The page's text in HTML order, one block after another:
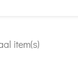
item(s)